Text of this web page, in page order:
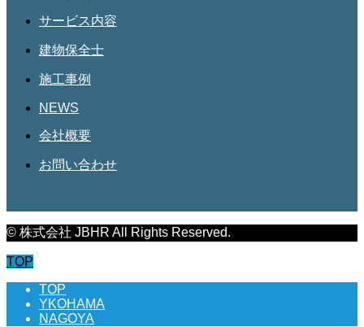
サービス内容
建物保全士
施工事例
NEWS
会社概要
お問い合わせ
© 株式会社 JBHR All Rights Reserved.
TOP
TOP
YKOHAMA
NAGOYA